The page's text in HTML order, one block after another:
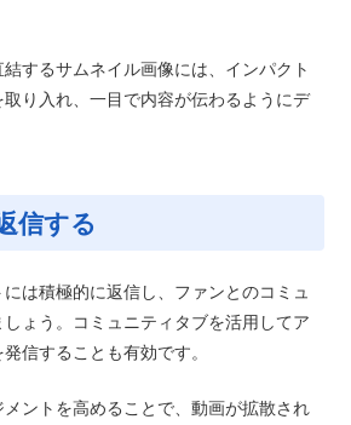
するサムネイル画像には、インパクト
り入れ、一目で内容が伝わるようにデ
信する
は積極的に返信し、ファンとのコミュ
ょう。コミュニティタブを活用してア
信することも有効です。
ントを高めることで、動画が拡散され